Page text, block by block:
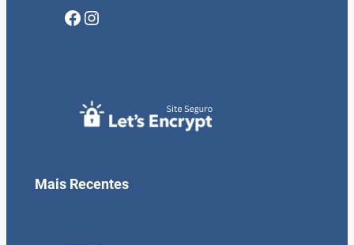
Facebook Instagram
Mais Recentes